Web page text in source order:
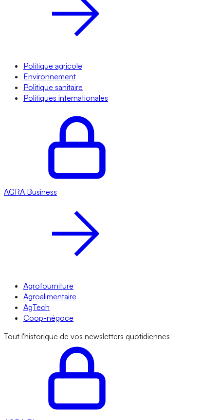
Politique agricole
Environnement
Politique sanitaire
Politiques internationales
AGRA Business
Agrofourniture
Agroalimentaire
AgTech
Coop-négoce
Tout l'historique de vos newsletters quotidiennes